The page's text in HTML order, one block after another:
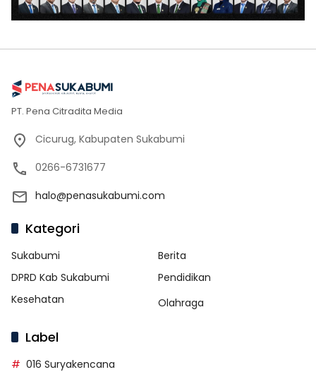
PT. Pena Citradita Media
Cicurug, Kabupaten Sukabumi
0266-6731677
halo@penasukabumi.com
Kategori
Sukabumi
Berita
DPRD Kab Sukabumi
Pendidikan
Kesehatan
Olahraga
Label
016 Suryakencana